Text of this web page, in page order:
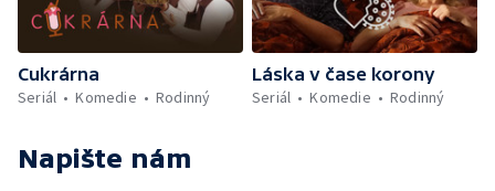
Cukrárna
Seriál
Komedie Rodinný
Láska v čase korony
Seriál
Komedie Rodinný
Napište nám